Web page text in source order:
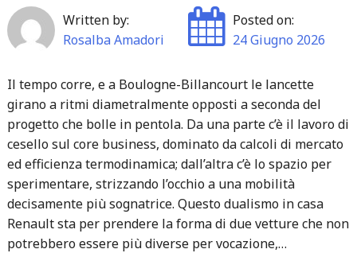
delle
flotte"
Written by:
Rosalba Amadori
Posted on:
24 Giugno 2026
Il tempo corre, e a Boulogne-Billancourt le lancette
girano a ritmi diametralmente opposti a seconda del
progetto che bolle in pentola. Da una parte c’è il lavoro di
cesello sul core business, dominato da calcoli di mercato
ed efficienza termodinamica; dall’altra c’è lo spazio per
sperimentare, strizzando l’occhio a una mobilità
decisamente più sognatrice. Questo dualismo in casa
Renault sta per prendere la forma di due vetture che non
potrebbero essere più diverse per vocazione,…